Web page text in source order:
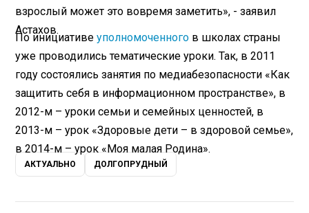
взрослый может это вовремя заметить», - заявил
Астахов.
По инициативеуполномоченного в школах страны
уже проводились тематические уроки. Так, в 2011
году состоялись занятия по медиабезопасности «Как
защитить себя в информационном пространстве», в
2012-м – уроки семьи и семейных ценностей, в
2013-м – урок «Здоровые дети – в здоровой семье»,
в 2014-м – урок «Моя малая Родина».
АКТУАЛЬНО ДОЛГОПРУДНЫЙ